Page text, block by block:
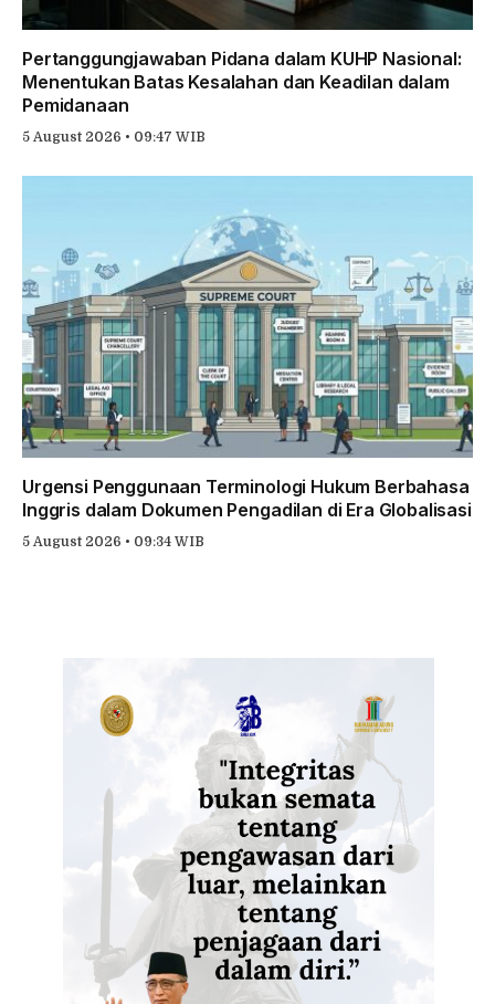
Pertanggungjawaban Pidana dalam KUHP Nasional:
Menentukan Batas Kesalahan dan Keadilan dalam
Pemidanaan
5 August 2026 • 09:47 WIB
Urgensi Penggunaan Terminologi Hukum Berbahasa
Inggris dalam Dokumen Pengadilan di Era Globalisasi
5 August 2026 • 09:34 WIB